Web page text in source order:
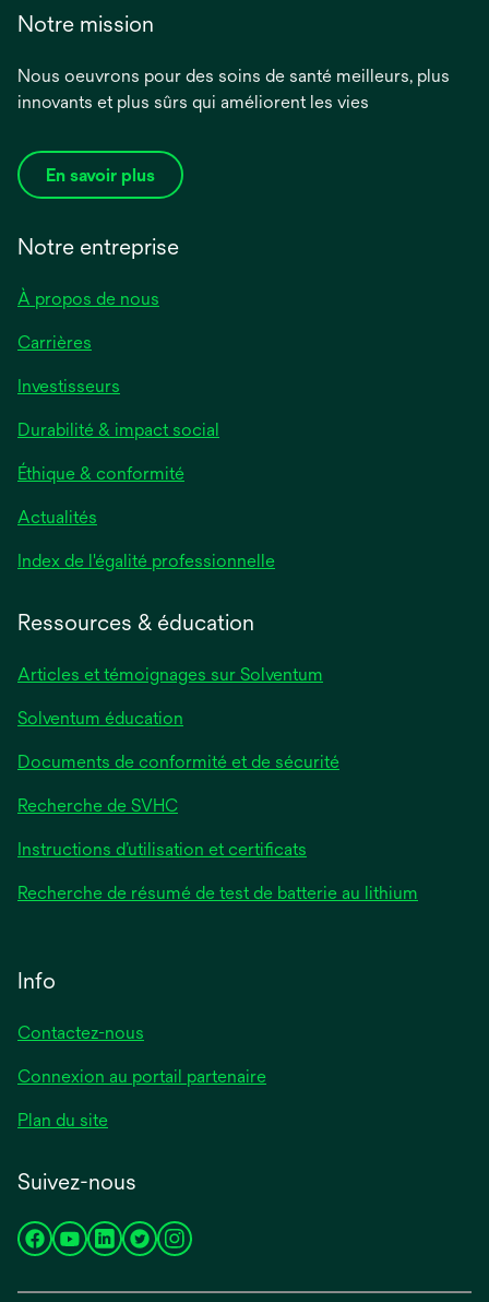
Notre mission
Nous oeuvrons pour des soins de santé meilleurs, plus
innovants et plus sûrs qui améliorent les vies
En savoir plus
Notre entreprise
À propos de nous
Carrières
Investisseurs
Durabilité & impact social
Éthique & conformité
Actualités
Index de l'égalité professionnelles’ouvre
onglet
Ressources & éducation
Articles et témoignages sur Solventum
Solventum éducation
Documents de conformité et de sécurité
Recherche de SVHC
Instructions d’utilisation et certificats
Recherche de résumé de test de batterie au lithium
Info
Contactez-nous
Connexion au portail partenaire
Plan du site
Suivez-nous
s’ouvres’ouvres’ouvres’ouvres’ouvre